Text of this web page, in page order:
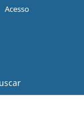
Acesso